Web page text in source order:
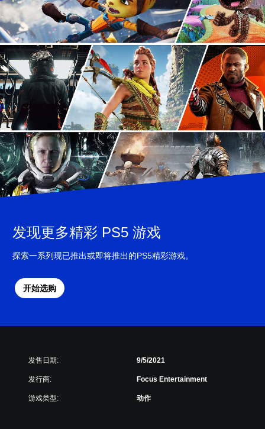
发现更多精彩 PS5 游戏
探索一系列现已推出或即将推出的PS5精彩游戏。
开始选购
发售日期: 9/5/2021
发行商: Focus Entertainment
游戏类型: 动作